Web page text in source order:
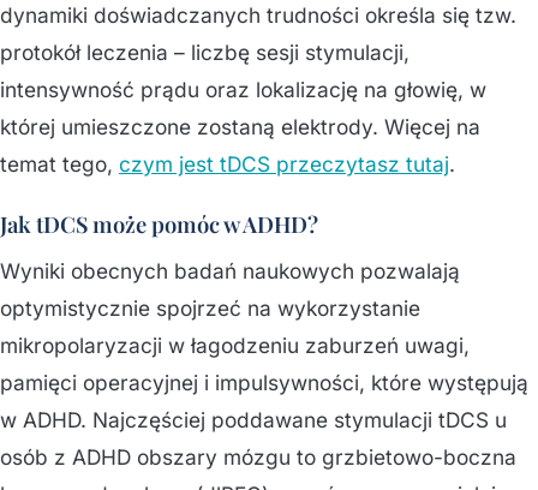
dynamiki doświadczanych trudności określa się tzw.
protokół leczenia – liczbę sesji stymulacji,
intensywność prądu oraz lokalizację na głowię, w
której umieszczone zostaną elektrody. Więcej na
temat tego, czym jest tDCS przeczytasz tutaj.
Jak tDCS może pomóc w ADHD?
Wyniki obecnych badań naukowych pozwalają
optymistycznie spojrzeć na wykorzystanie
mikropolaryzacji w łagodzeniu zaburzeń uwagi,
pamięci operacyjnej i impulsywności, które występują
w ADHD. Najczęściej poddawane stymulacji tDCS u
osób z ADHD obszary mózgu to grzbietowo-boczna